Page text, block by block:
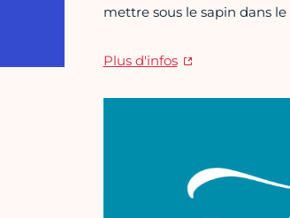
mettre sous le sapin dans le
Plus d'infos